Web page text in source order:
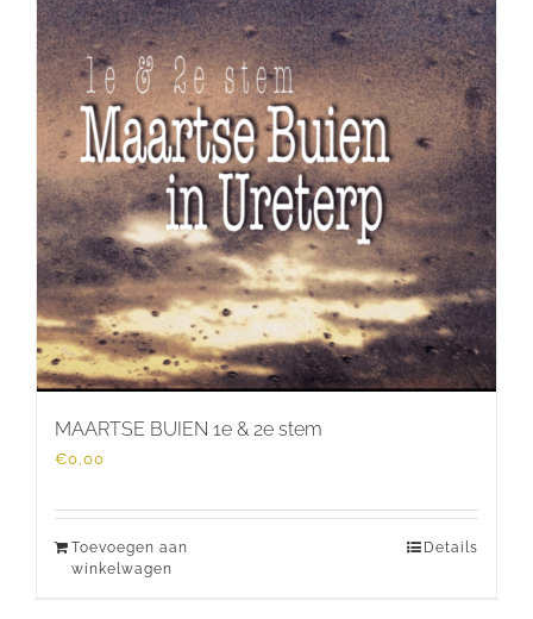
MAARTSE BUIEN 1e & 2e stem
€0,00
Toevoegen aan
winkelwagen
Details